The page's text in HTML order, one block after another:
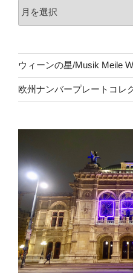
ウィーンの星/Musik Meile
欧州ナンバープレートコレ